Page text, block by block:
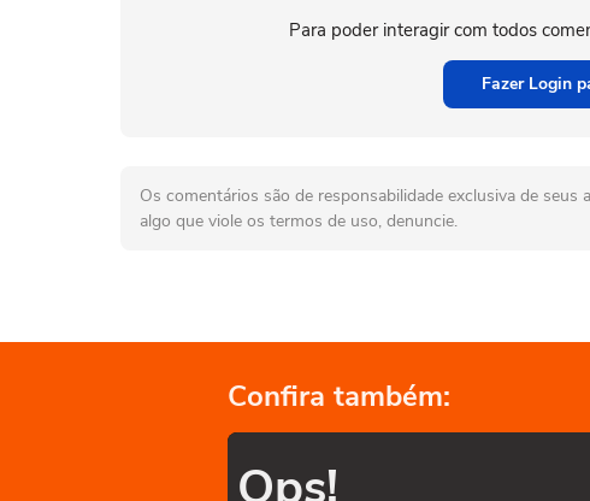
Para poder interagir com todos
Fazer Login
Os comentários são de responsabilidade exclusiva de
algo que viole os termos de uso, denuncie.
Confira também:
Ops!